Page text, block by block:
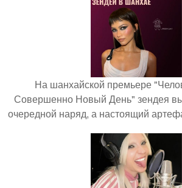
На шанхайской премьере
Совершенно Новый День" зендея
очередной наряд, а настоящий